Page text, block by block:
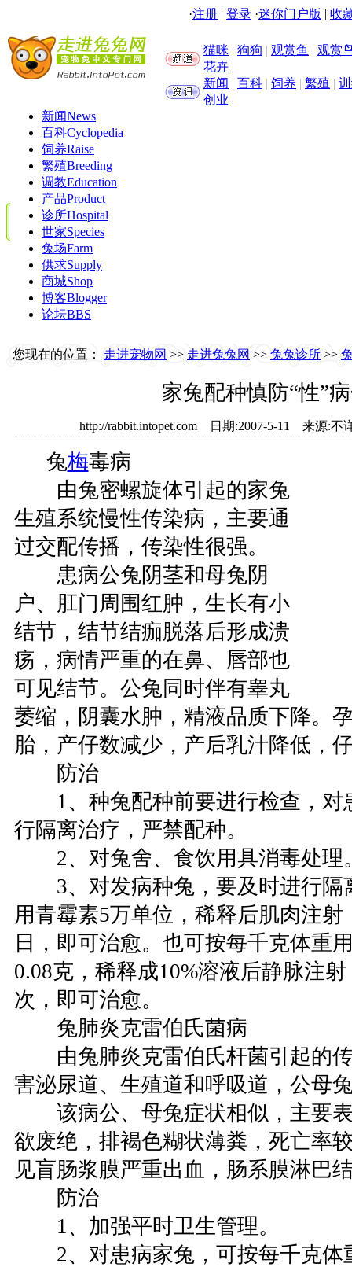
·注册 | 登录 ·迷你门户版 | 收
猫咪 | 狗狗 | 观赏鱼 | 观赏
花卉
新闻 | 百科 | 饲养 | 繁殖 |
创业
新闻News
百科Cyclopedia
饲养Raise
繁殖Breeding
调教Education
产品Product
诊所Hospital
世家Species
兔场Farm
供求Supply
商城Shop
博客Blogger
论坛BBS
您现在的位置： 走进宠物网 >> 走进兔兔网 >> 兔兔诊所 >>
家兔配种慎防“性”
http://rabbit.intopet.com 日期:2007-5-11 来源:
兔梅毒病
由兔密螺旋体引起的家兔
生殖系统慢性传染病，主要通
过交配传播，传染性很强。
患病公兔阴茎和母兔阴
户、肛门周围红肿，生长有小
结节，结节结痂脱落后形成溃
疡，病情严重的在鼻、唇部也
可见结节。公兔同时伴有睾丸
萎缩，阴囊水肿，精液品质下降。
胎，产仔数减少，产后乳汁降低，
防治
1、种兔配种前要进行检查，对
行隔离治疗，严禁配种。
2、对兔舍、食饮用具消毒处理
3、对发病种兔，要及时进行隔
用青霉素5万单位，稀释后肌肉注射
日，即可治愈。也可按每千克体重
0.08克，稀释成10%溶液后静脉注
次，即可治愈。
兔肺炎克雷伯氏菌病
由兔肺炎克雷伯氏杆菌引起的传
害泌尿道、生殖道和呼吸道，公母
该病公、母兔症状相似，主要表
欲废绝，排褐色糊状薄粪，死亡率
见盲肠浆膜严重出血，肠系膜淋巴
防治
1、加强平时卫生管理。
2、对患病家兔，可按每千克体